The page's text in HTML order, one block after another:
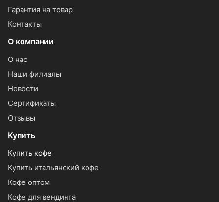
Гарантия на товар
Контакты
О компании
О нас
Наши филиалы
Новости
Сертификаты
Отзывы
Купить
Купить кофе
Купить итальянский кофе
Кофе оптом
Кофе для вендинга